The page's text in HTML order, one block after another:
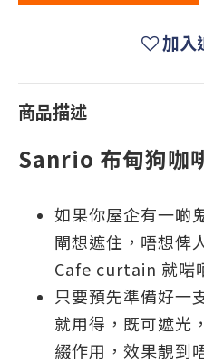
加入
商品描述
Sanrio 布甸狗咖
如果你屋企有一啲
閘想遮住，唔想俾
Cafe curtain 就啱
只要預先準備好一
就用得，既可遮光
綴作用，效果靚到